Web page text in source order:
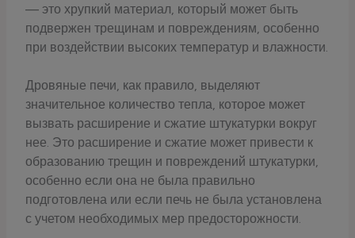
— это хрупкий материал, который может быть
подвержен трещинам и повреждениям, особенно
при воздействии высоких температур и влажности.
Дровяные печи, как правило, выделяют
значительное количество тепла, которое может
вызвать расширение и сжатие штукатурки вокруг
нее. Это расширение и сжатие может привести к
образованию трещин и повреждений штукатурки,
особенно если она не была правильно
подготовлена или если печь не была установлена
с учетом необходимых мер предосторожности.